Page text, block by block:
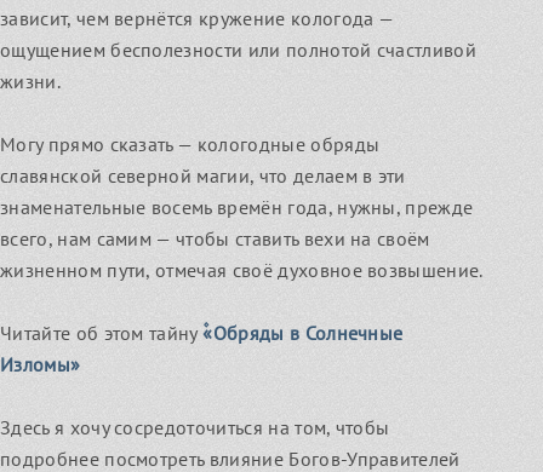
Магические предметы
Род и Предки
Христианство или Родные Боги?
народного ведовства
зависит, чем вернётся кружение кологода —
ощущением бесполезности или полнотой счастливой
жизни.
Могу прямо сказать — кологодные обряды
славянской северной магии, что делаем в эти
знаменательные восемь времён года, нужны, прежде
всего, нам самим — чтобы ставить вехи на своём
жизненном пути, отмечая своё духовное возвышение.
Читайте об этом тайну۫«Обряды в Солнечные
Изломы»
Здесь я хочу сосредоточиться на том, чтобы
подробнее посмотреть влияние Богов-Управителей